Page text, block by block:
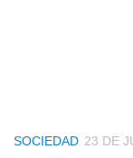
SOCIEDAD 23 DE